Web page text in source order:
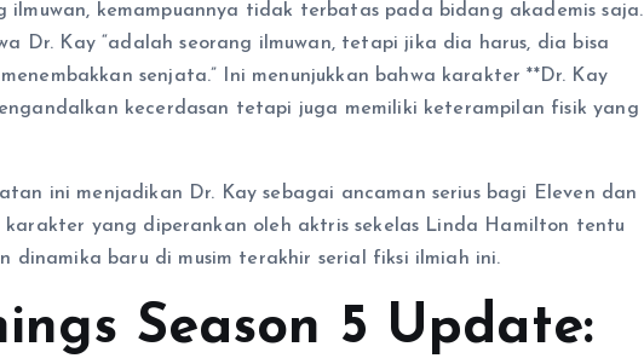
ilmuwan, kemampuannya tidak terbatas pada bidang akademis saja.
Dr. Kay “adalah seorang ilmuwan, tetapi jika dia harus, dia bisa
senjata.” Ini menunjukkan bahwa karakter **Dr. Kay
kecerdasan tetapi juga memiliki keterampilan fisik yang
ini menjadikan Dr. Kay sebagai ancaman serius bagi Eleven dan
karakter yang diperankan oleh aktris sekelas Linda Hamilton tentu
dinamika baru di musim terakhir serial fiksi ilmiah ini.
Season 5 Update: